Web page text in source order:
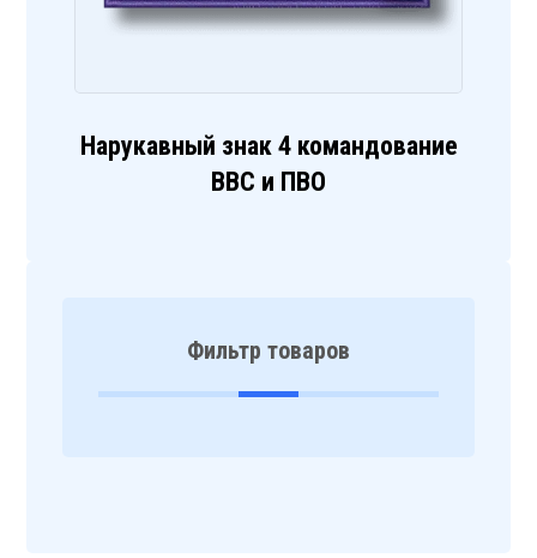
Нарукавный знак 4 командование
ВВС и ПВО
Фильтр товаров